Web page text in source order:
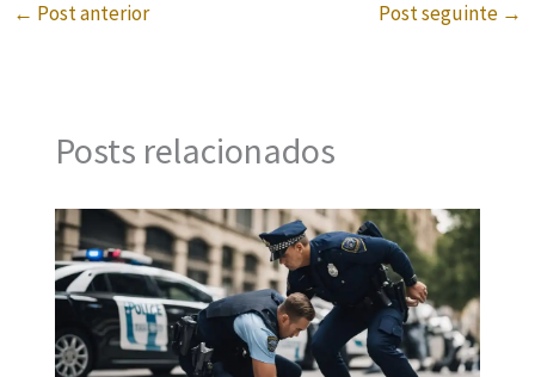
← Post anterior Post seguinte →
Posts relacionados